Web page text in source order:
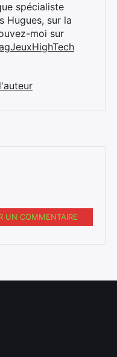
spécialiste
Hugues, sur la
moi sur
UN COMMENTAIRE